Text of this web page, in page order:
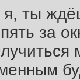
ты
за